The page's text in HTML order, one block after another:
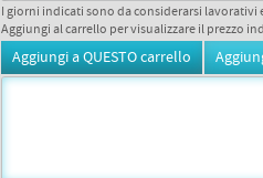
I giorni indicati sono da considerarsi
Aggiungi al carrello per visualizzare il prezzo